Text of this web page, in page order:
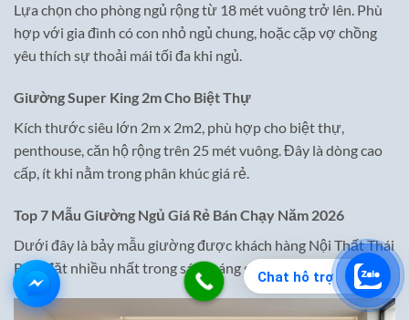
Chat hỗ trợ
Lựa chọn cho phòng ngủ rộng từ 18 mét vuông trở lên. Phù
hợp với gia đình có con nhỏ ngủ chung, hoặc cặp vợ chồng
yêu thích sự thoải mái tối đa khi ngủ.
Giường Super King 2m Cho Biệt Thự
Kích thước siêu lớn 2m x 2m2, phù hợp cho biệt thự,
penthouse, căn hộ rộng trên 25 mét vuông. Đây là dòng cao
cấp, ít khi nằm trong phân khúc giá rẻ.
Top 7 Mẫu Giường Ngủ Giá Rẻ Bán Chạy Năm 2026
Dưới đây là bảy mẫu giường được khách hàng Nội Thất Thái
Bình đặt nhiều nhất trong sáu tháng gần đây.